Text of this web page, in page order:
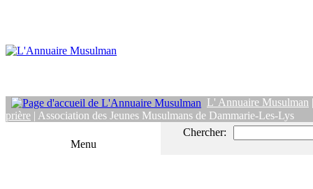
L' Annuaire Musulman
prière | Association des Jeunes Musulmans de Dammarie-Les-Lys
Menu
Chercher: